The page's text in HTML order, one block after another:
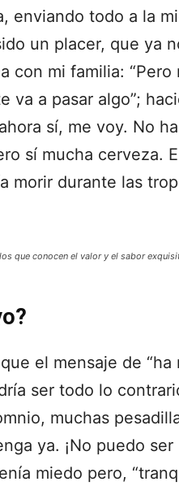
enviando todo a la
un placer, que ya
con mi familia: “Pero
va a pasar algo”;
sí, me voy. No
sí mucha cerveza.
morir durante las
que conocen el valor y el sabor
el mensaje de “ha
ser todo lo
muchas
ya. ¡No puedo ser
miedo pero,